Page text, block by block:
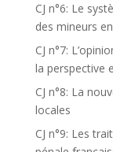
CJ n°6: Le
des mineurs en
CJ n°7:
la perspective
CJ n°8: La
locales
CJ n°9: Les